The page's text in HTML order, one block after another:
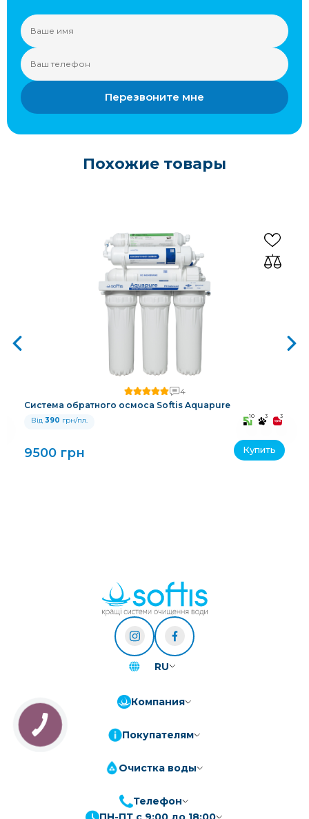
Перезвоните мне
Похожие товары
4
Система обратного осмоса Softis Aquapure
Від 390 грн/пл. 10 3 3
9500 грн Купить
RU
Компания
Покупателям
Очистка воды
Телефон